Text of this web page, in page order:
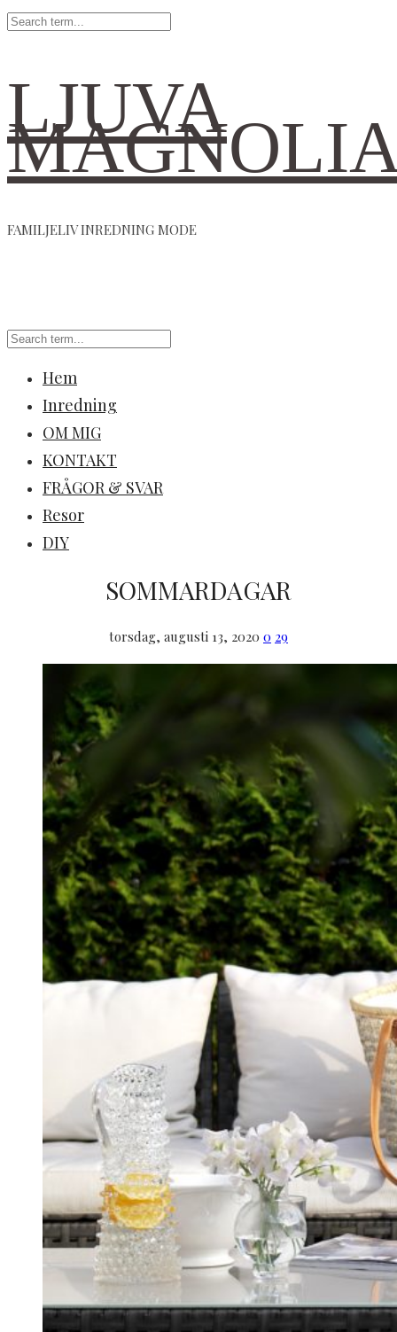
LJUVA
FAMILJELIV INREDNING MODE
Hem
Inredning
OM MIG
KONTAKT
FRÅGOR & SVAR
Resor
DIY
SOMMARDAGAR
torsdag, augusti 13, 2020 0 29